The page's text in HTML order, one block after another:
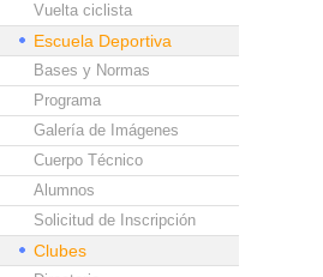
Vuelta ciclista
Escuela Deportiva
Bases y Normas
Programa
Galería de Imágenes
Cuerpo Técnico
Alumnos
Solicitud de Inscripción
Clubes